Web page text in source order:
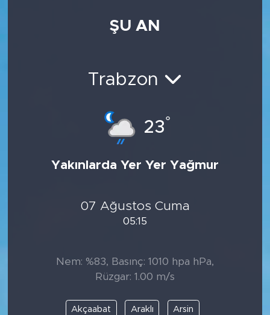
ŞU AN
Trabzon
23°
Yakınlarda Yer Yer Yağmur
07 Ağustos Cuma
05:15
Nem: %83, Basınç: 1010 hpa hPa,
Rüzgar: 1.00 m/s
Akçaabat Araklı Arsin